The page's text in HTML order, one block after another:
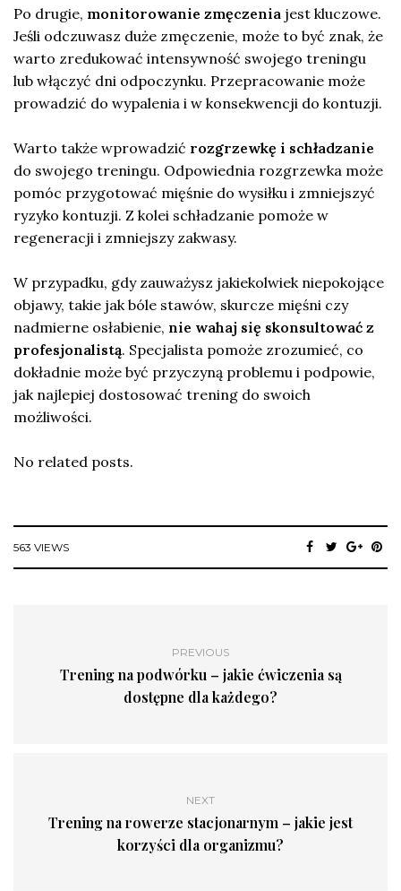
Po drugie, monitorowanie zmęczenia jest kluczowe.
Jeśli odczuwasz duże zmęczenie, może to być znak, że
warto zredukować intensywność swojego treningu
lub włączyć dni odpoczynku. Przepracowanie może
prowadzić do wypalenia i w konsekwencji do kontuzji.
Warto także wprowadzić rozgrzewkę i schładzanie
do swojego treningu. Odpowiednia rozgrzewka może
pomóc przygotować mięśnie do wysiłku i zmniejszyć
ryzyko kontuzji. Z kolei schładzanie pomoże w
regeneracji i zmniejszy zakwasy.
W przypadku, gdy zauważysz jakiekolwiek niepokojące
objawy, takie jak bóle stawów, skurcze mięśni czy
nadmierne osłabienie, nie wahaj się skonsultować z
profesjonalistą. Specjalista pomoże zrozumieć, co
dokładnie może być przyczyną problemu i podpowie,
jak najlepiej dostosować trening do swoich
możliwości.
No related posts.
563 VIEWS
PREVIOUS
Trening na podwórku – jakie ćwiczenia są
dostępne dla każdego?
NEXT
Trening na rowerze stacjonarnym – jakie jest
korzyści dla organizmu?